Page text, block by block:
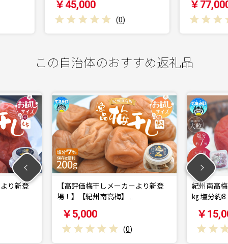
￥77,000
この自治体のおすすめ返礼品
梅干しメーカーより新登
紀州南高梅 大粒 しそ漬け梅干し 1
㎏ 塩分約8…